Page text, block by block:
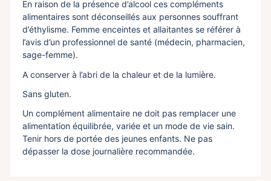
En raison de la présence d’alcool ces compléments
alimentaires sont déconseillés aux personnes souffrant
d’éthylisme. Femme enceintes et allaitantes se référer à
l’avis d’un professionnel de santé (médecin, pharmacien,
sage-femme).
A conserver à l’abri de la chaleur et de la lumière.
Sans gluten.
Un complément alimentaire ne doit pas remplacer une
alimentation équilibrée, variée et un mode de vie sain.
Tenir hors de portée des jeunes enfants. Ne pas
dépasser la dose journalière recommandée.